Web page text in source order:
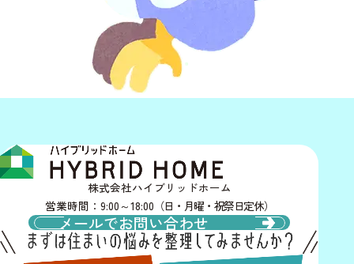
株式会社ハイブリッドホーム
営業時間：9:00～18:00 （日・月曜・祝祭日定休）
メールでお問い合わせ